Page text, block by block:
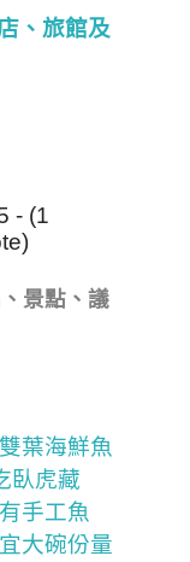
、旅館及
- (1
景點、議
葉海鮮魚
臥虎藏
手工魚
大碗份量